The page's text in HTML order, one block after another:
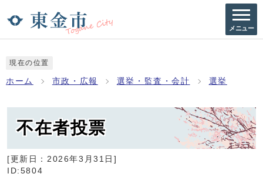
メニュー
現在の位置
ホーム 市政・広報 選挙・監査・会計 選挙
不在者投票
[更新日： 2026年3月31日 ]
ID:5804